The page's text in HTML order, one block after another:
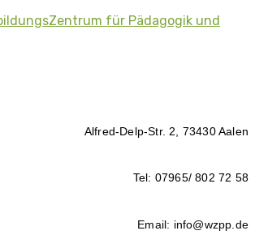
für Pädagogik und
Alfred-Delp-Str. 2, 73430 Aalen
Tel: 07965/ 802 72 58
Email: info@wzpp.de